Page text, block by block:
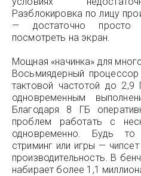
Разблокировка по лицу
— достаточно просто
посмотреть на экран.
Мощная «начинка» для
Восьмиядерный
тактовой частотой до 2,9
одновременным
Благодаря 8 ГБ
проблем работать с
одновременно. Будь то
стриминг или игры —
производительность. В
набирает более 1,1